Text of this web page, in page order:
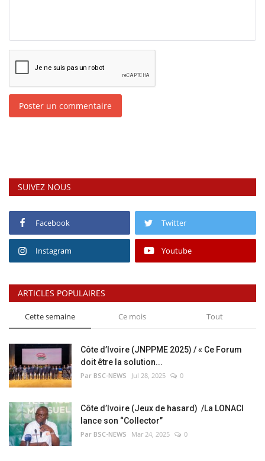
Poster un commentaire
SUIVEZ NOUS
Facebook Twitter
Instagram Youtube
ARTICLES POPULAIRES
Cette semaine Ce mois Tout
Côte d’Ivoire (JNPPME 2025) / « Ce Forum
doit être la solution...
Par BSC-NEWS Jul 28, 2025 0
Côte d’Ivoire (Jeux de hasard) /La LONACI
lance son “Collector”
Par BSC-NEWS Mar 24, 2025 0